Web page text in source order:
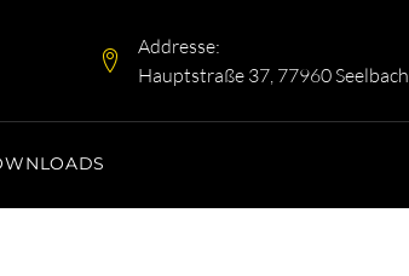
Addresse:
Hauptstraße 37, 77960 Seelbach